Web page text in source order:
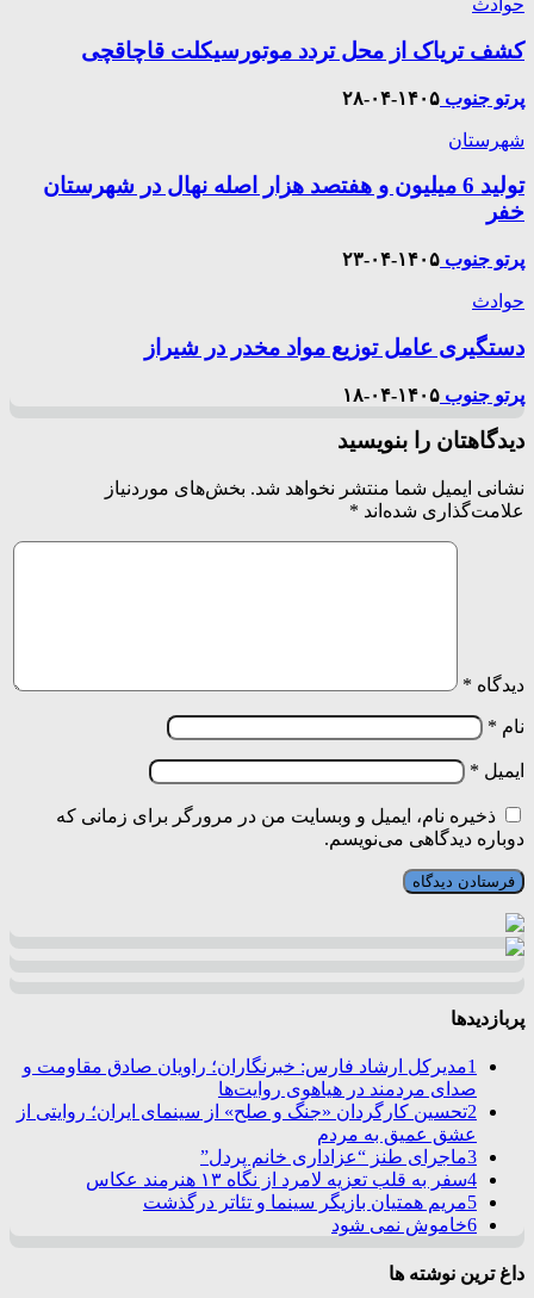
حوادث
کشف تریاک از محل تردد موتورسیکلت قاچاقچی
پرتو جنوب ۱۴۰۵-۰۴-۲۸
شهرستان
تولید 6 میلیون و هفتصد هزار اصله نهال در شهرستان
خفر
پرتو جنوب ۱۴۰۵-۰۴-۲۳
حوادث
دستگیری عامل توزیع مواد مخدر در شیراز
پرتو جنوب ۱۴۰۵-۰۴-۱۸
دیدگاهتان را بنویسید
نشانی ایمیل شما منتشر نخواهد شد. بخش‌های موردنیاز
علامت‌گذاری شده‌اند *
دیدگاه *
نام *
ایمیل *
ذخیره نام، ایمیل و وبسایت من در مرورگر برای زمانی که
دوباره دیدگاهی می‌نویسم.
پربازدیدها
1مدیرکل ارشاد فارس: خبرنگاران؛ راویان صادق مقاومت و
صدای مردمند در هیاهوی روایت‌ها
2تحسین کارگردان «جنگ و صلح» از سینمای ایران؛ روایتی از
عشق عمیق به مردم
3ماجرای طنز “عزاداری خانم پردل”
4سفر به قلب تعزیه لامرد از نگاه ۱۳ هنرمند عکاس
5مریم همتیان بازیگر سینما و تئاتر درگذشت
6خاموش نمی شود
داغ ترین نوشته ها